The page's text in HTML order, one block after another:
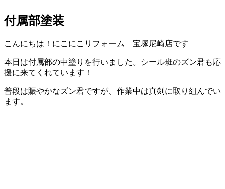
付属部塗装
こんにちは！にこにこリフォーム 宝塚尼崎店です
本日は付属部の中塗りを行いました。シール班のズン君も応
援に来てくれています！
普段は賑やかなズン君ですが、作業中は真剣に取り組んでい
ます。